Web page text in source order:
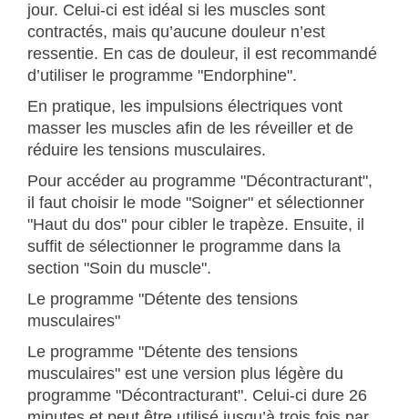
jour. Celui-ci est idéal si les muscles sont
contractés, mais qu’aucune douleur n’est
ressentie. En cas de douleur, il est recommandé
d’utiliser le programme "Endorphine".
En pratique, les impulsions électriques vont
masser les muscles afin de les réveiller et de
réduire les tensions musculaires.
Pour accéder au programme "Décontracturant",
il faut choisir le mode "Soigner" et sélectionner
"Haut du dos" pour cibler le trapèze. Ensuite, il
suffit de sélectionner le programme dans la
section "Soin du muscle".
Le programme "Détente des tensions
musculaires"
Le programme "Détente des tensions
musculaires" est une version plus légère du
programme "Décontracturant". Celui-ci dure 26